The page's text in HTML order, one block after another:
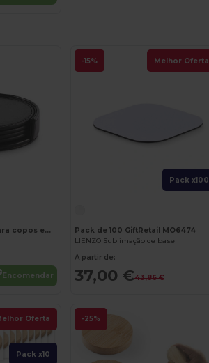
POSA SET 4 bases para copos em PU
Encomendar
-15% Melhor Oferta
Pack x100
Pack de 100 GiftRetail MO6474
LIENZO Sublimação de base
A partir de:
37,00 €43,86 €
Oferta
Pack x10
-25%